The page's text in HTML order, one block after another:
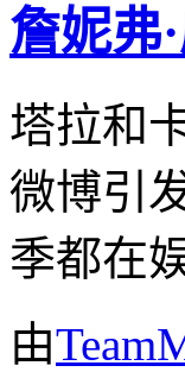
詹妮弗
塔拉和
微博引
季都在
由